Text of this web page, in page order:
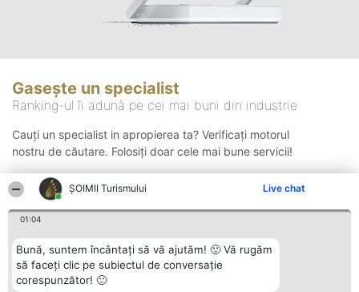
ȘOIMII Turismului Live chat
01:04
Bună, suntem încântați să vă ajutăm! 🙂 Vă rugăm
să faceți clic pe subiectul de conversație
corespunzător! 🙂
Gasește un specialist
Ranking-ul îi adună pe cei mai buni din industrie
Cauți un specialist in apropierea ta? Verificați motorul
nostru de căutare. Folosiți doar cele mai bune servicii!